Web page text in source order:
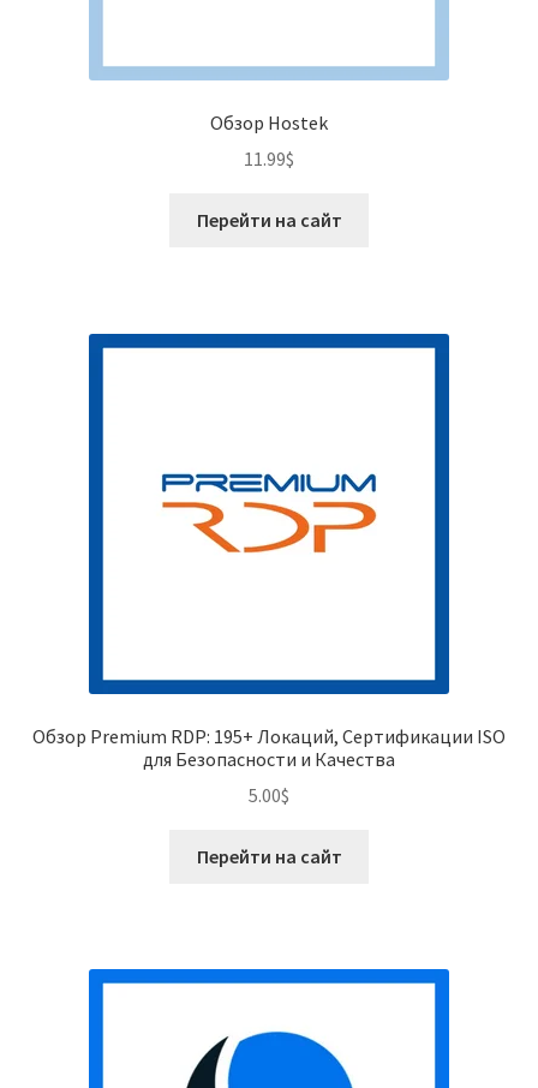
Обзор Hostek
11.99$
Перейти на сайт
Обзор Premium RDP: 195+ Локаций, Сертификации ISO
для Безопасности и Качества
5.00$
Перейти на сайт